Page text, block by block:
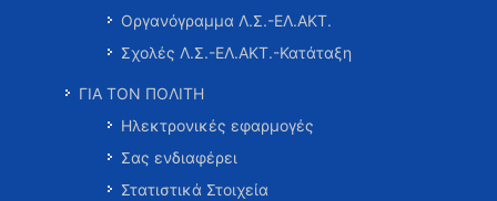
Οργανόγραμμα Λ.Σ.-ΕΛ.ΑΚΤ.
Σχολές Λ.Σ.-ΕΛ.ΑΚΤ.-Κατάταξη
ΓΙΑ ΤΟΝ ΠΟΛΙΤΗ
Ηλεκτρονικές εφαρμογές
Σας ενδιαφέρει
Στατιστικά Στοιχεία